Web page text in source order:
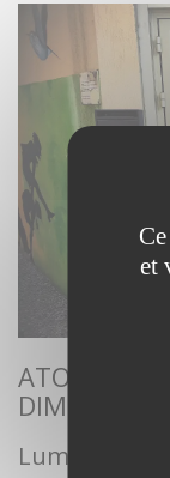
ATOUTS
DIMENSIONS
Lumière
et